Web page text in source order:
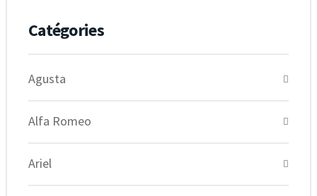
Catégories
Agusta
Alfa Romeo
Ariel